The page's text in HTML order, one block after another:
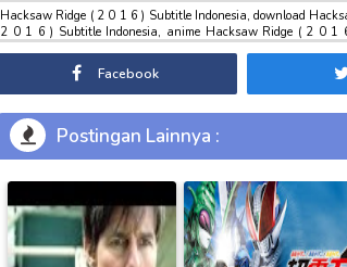
Hacksaw Ridge ( 2 0 1 6 ) Subtitle Indonesia, download
2 0 1 6 ) Subtitle Indonesia, anime Hacksaw Ridge ( 2 0 1
Facebook
Postingan Lainnya :